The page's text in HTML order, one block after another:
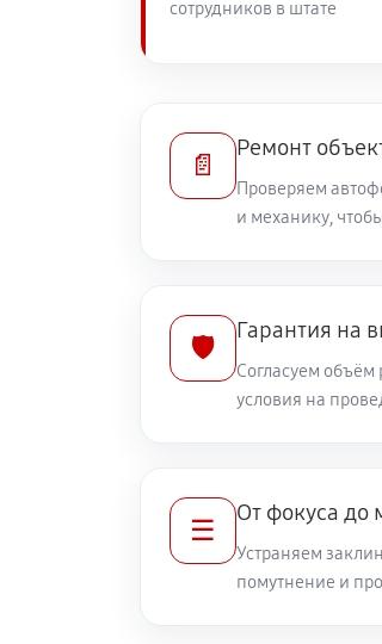
Устранение
Ремонт
Ремонт шлейфа
Ремонт
сотрудников в штате
📄
Ремонт
Проверяем
и механику,
🛡️
Гарантия на
Согласуем
условия на
☰
От фокуса до
Устраняем
помутнение и